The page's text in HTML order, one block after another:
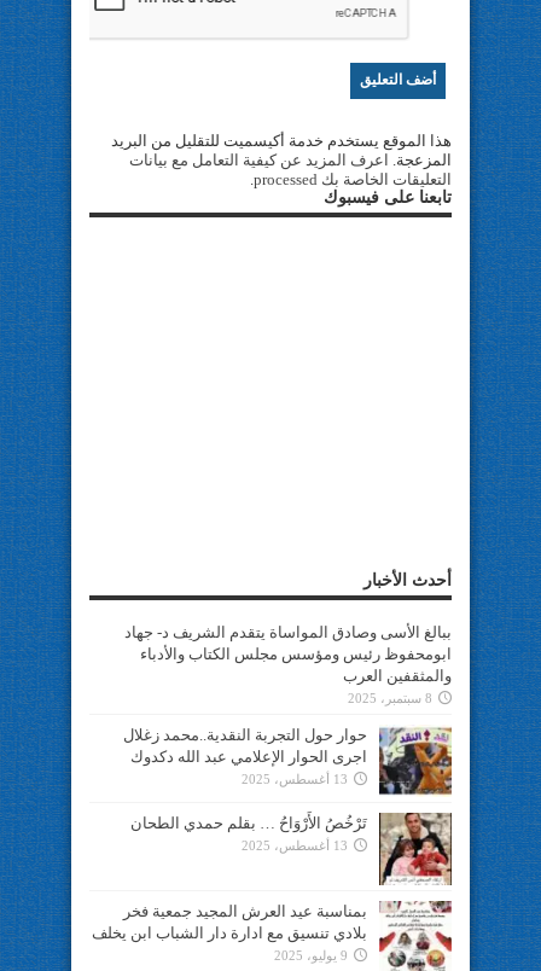
هذا الموقع يستخدم خدمة أكيسميت للتقليل من البريد
المزعجة. اعرف المزيد عن كيفية التعامل مع بيانات
التعليقات الخاصة بك processed
تابعنا على فيسبوك
أحدث الأخبار
ببالغ الأسى وصادق المواساة يتقدم الشريف د- جهاد
ابومحفوظ رئيس ومؤسس مجلس الكتاب والأدباء
والمثقفين العرب
8 سبتمبر، 2025
حوار حول التجربة النقدية..محمد زغلال
اجرى الحوار الإعلامي عبد الله دكدوك
13 أغسطس، 2025
تَرْخُصُ الأَرْوَاحُ … بقلم حمدي الطحان
13 أغسطس، 2025
بمناسبة عيد العرش المجيد جمعية فخر
بلادي تنسيق مع ادارة دار الشباب ابن يخلف
9 يوليو، 2025